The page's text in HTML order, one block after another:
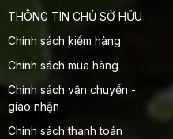
THÔNG TIN CHỦ SỞ HỮU
Chính sách kiểm hàng
Chính sách mua hàng
Chính sách vận chuyển -
giao nhận
Chính sách thanh toán